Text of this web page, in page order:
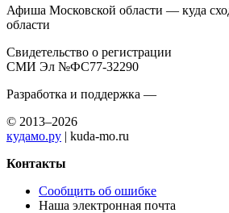
Афиша Московской области — куда
области
Свидетельство о регистрации
СМИ Эл №ФС77-32290
Разработка и поддержка —
© 2013–2026
кудамо.ру | kuda-mo.ru
Контакты
Сообщить об ошибке
Наша электронная почта